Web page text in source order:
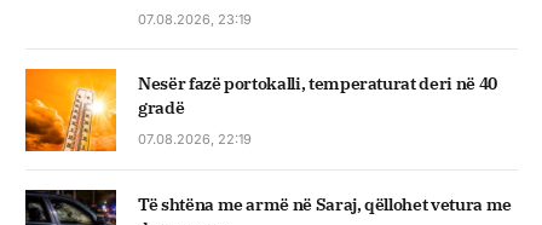
07.08.2026, 23:19
Nesër fazë portokalli, temperaturat deri në 40
gradë
07.08.2026, 22:19
Të shtëna me armë në Saraj, qëllohet vetura me